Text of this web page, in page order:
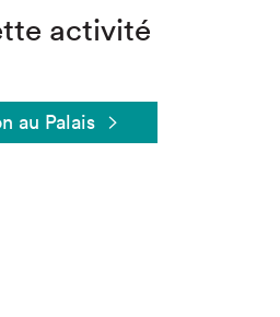
activité
au Palais